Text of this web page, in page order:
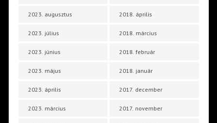
2023. augusztus
2023. július
2023. június
2023. május
2023. április
2023. március
2018. április
2018. március
2018. február
2018. január
2017. december
2017. november